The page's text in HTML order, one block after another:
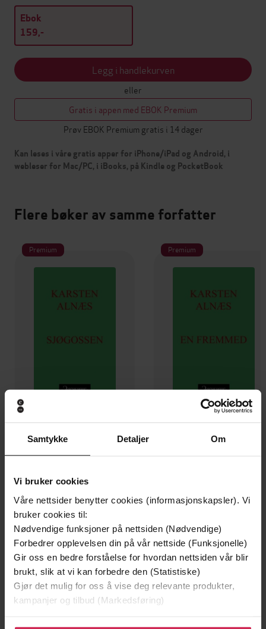
Samtykke Detaljer Om
Vi bruker cookies
Våre nettsider benytter cookies (informasjonskapsler). Vi
bruker cookies til:
Nødvendige funksjoner på nettsiden (Nødvendige)
Forbedrer opplevelsen din på vår nettside (Funksjonelle)
Gir oss en bedre forståelse for hvordan nettsiden vår blir
brukt, slik at vi kan forbedre den (Statistiske)
Gjør det mulig for oss å vise deg relevante produkter,
kampanjer og tilbud (Markedsføring)
Ebok
159,-
Legg i handlekurven
eller
Gratis i appen med EBOK Premium
Prøv EBOK Premium gratis i 14 dager
Kan leses i våre gratis apper for iPhone/iPad og Android, i
webleser for Mac/PC, i iBooks, på Kindle og PocketBook
Flere bøker av samme forfatter
Premium
Sjøgossen
Karsten Alnæs
Premium
En fremmed
Karsten Alnæs
Andre har også kjøpt
Premium